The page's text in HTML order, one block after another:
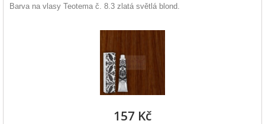
Barva na vlasy Teotema č. 8.3 zlatá světlá blond.
157 Kč